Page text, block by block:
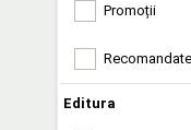
Promoții
Recomandate
Editura